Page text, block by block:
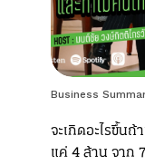
Business
จะเกิดอะไรขึ้น
แค่ 4 ล้าน จาก